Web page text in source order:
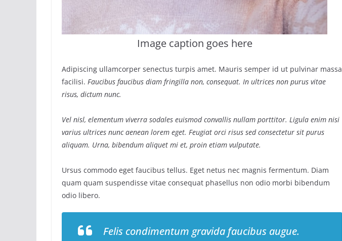
Image caption goes here
Adipiscing ullamcorper senectus turpis amet. Mauris semper id ut pulvinar massa
facilisi. Faucibus faucibus diam fringilla non, consequat. In ultrices non purus vitae
risus, dictum nunc.
Vel nisl, elementum viverra sodales euismod convallis nullam porttitor. Ligula enim nisi
varius ultrices nunc aenean lorem eget. Feugiat orci risus sed consectetur sit purus
aliquam. Urna, bibendum aliquet mi et, proin etiam vulputate.
Ursus commodo eget faucibus tellus. Eget netus nec magnis fermentum. Diam
quam quam suspendisse vitae consequat phasellus non odio morbi bibendum
odio libero.
Felis condimentum gravida faucibus augue.